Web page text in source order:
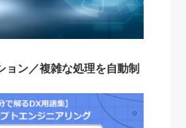
ョン／複雑な処理を自動制